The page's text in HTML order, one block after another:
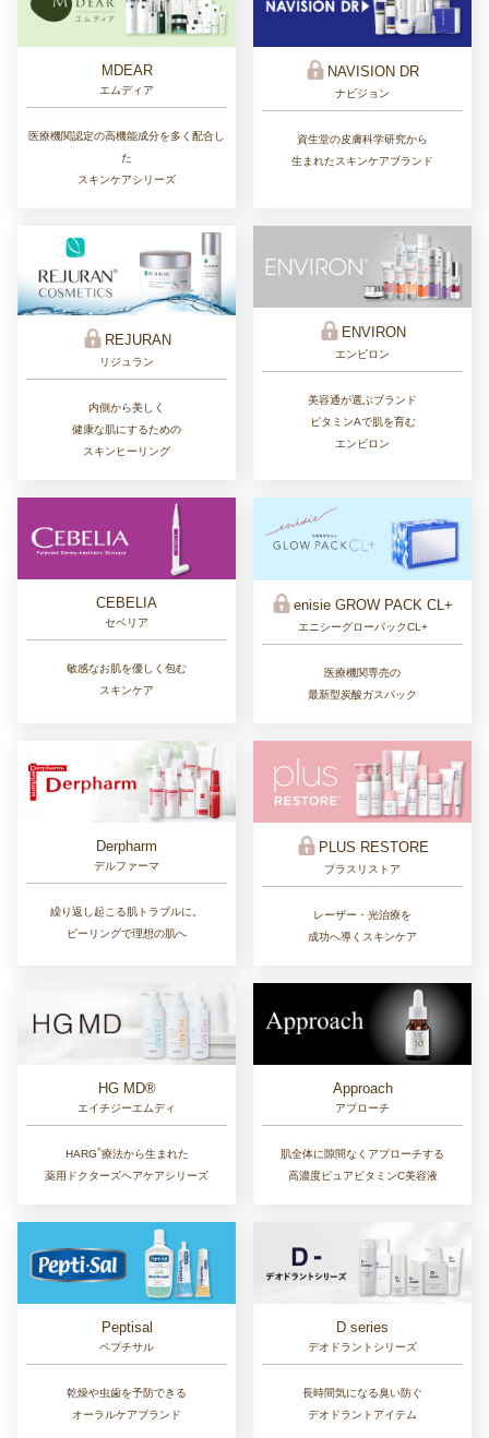
MDEAR
エムディア
医療機関認定の高機能成分を多く配合し
た
スキンケアシリーズ
NAVISION DR
ナビジョン
資生堂の皮膚科学研究から
生まれたスキンケアブランド
REJURAN
リジュラン
内側から美しく
健康な肌にするための
スキンヒーリング
ENVIRON
エンビロン
美容通が選ぶブランド
ビタミンAで肌を育む
エンビロン
CEBELIA
セベリア
敏感なお肌を優しく包む
スキンケア
enisie GROW PACK CL+
エニシーグローパックCL+
医療機関専売の
最新型炭酸ガスパック
Derpharm
デルファーマ
繰り返し起こる肌トラブルに。
ピーリングで理想の肌へ
PLUS RESTORE
プラスリストア
レーザー・光治療を
成功へ導くスキンケア
HG MD®
エイチジーエムディ
HARG®︎療法から生まれた
薬用ドクターズヘアケアシリーズ
Approach
アプローチ
肌全体に隙間なくアプローチする
高濃度ピュアビタミンC美容液
Peptisal
ペプチサル
乾燥や虫歯を予防できる
オーラルケアブランド
D series
デオドラントシリーズ
長時間気になる臭い防ぐ
デオドラントアイテム